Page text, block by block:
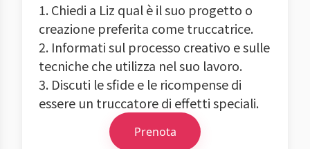
1. Chiedi a Liz qual è il suo progetto o
creazione preferita come truccatrice.
2. Informati sul processo creativo e sulle
tecniche che utilizza nel suo lavoro.
3. Discuti le sfide e le ricompense di
essere un truccatore di effetti speciali.
Prenota